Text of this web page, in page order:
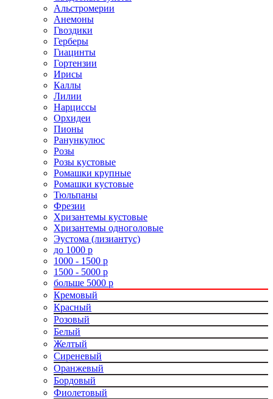
Альстромерии
Анемоны
Гвоздики
Герберы
Гиацинты
Гортензии
Ирисы
Каллы
Лилии
Нарциссы
Орхидеи
Пионы
Ранункулюс
Розы
Розы кустовые
Ромашки крупные
Ромашки кустовые
Тюльпаны
Фрезии
Хризантемы кустовые
Хризантемы одноголовые
Эустома (лизиантус)
до 1000 р
1000 - 1500 р
1500 - 5000 р
больше 5000 р
Кремовый
Красный
Розовый
Белый
Желтый
Сиреневый
Оранжевый
Бордовый
Фиолетовый